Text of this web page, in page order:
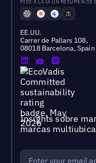
PÍDE A LA IA UN RESUMEN DE
EE.UU.
Carrer de Pallars 108,
08018 Barcelona, Spain
Insights sobre
marcas